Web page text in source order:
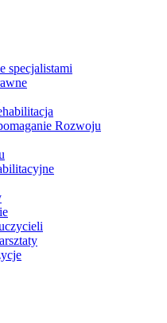
specjalistami
Rozwoju